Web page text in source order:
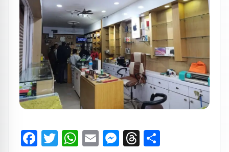
Facebook
Twitter
WhatsApp
EmailMessenger
Threads